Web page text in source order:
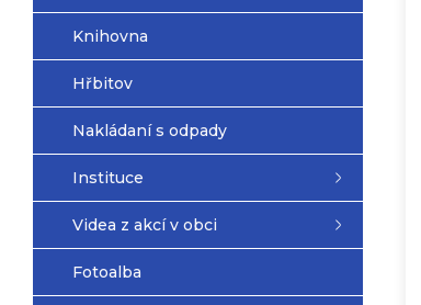
Knihovna
Hřbitov
Nakládaní s odpady
Instituce
Videa z akcí v obci
Fotoalba